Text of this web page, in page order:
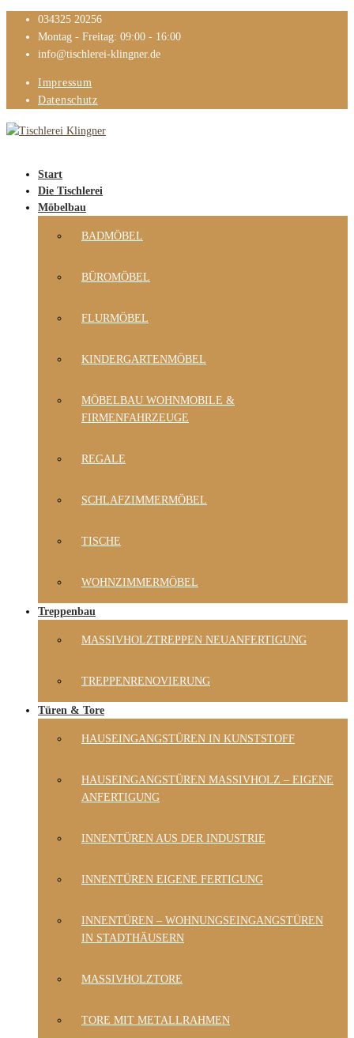
034325 20256
Montag - Freitag: 09:00 - 16:00
info@tischlerei-klingner.de
Impressum
Datenschutz
Start
Die Tischlerei
Möbelbau
BADMÖBEL
BÜROMÖBEL
FLURMÖBEL
KINDERGARTENMÖBEL
MÖBELBAU WOHNMOBILE &
FIRMENFAHRZEUGE
REGALE
SCHLAFZIMMERMÖBEL
TISCHE
WOHNZIMMERMÖBEL
Treppenbau
MASSIVHOLZTREPPEN NEUANFERTIGUNG
TREPPENRENOVIERUNG
Türen & Tore
HAUSEINGANGSTÜREN IN KUNSTSTOFF
HAUSEINGANGSTÜREN MASSIVHOLZ – EIGENE
ANFERTIGUNG
INNENTÜREN AUS DER INDUSTRIE
INNENTÜREN EIGENE FERTIGUNG
INNENTÜREN – WOHNUNGSEINGANGSTÜREN
IN STADTHÄUSERN
MASSIVHOLZTORE
TORE MIT METALLRAHMEN